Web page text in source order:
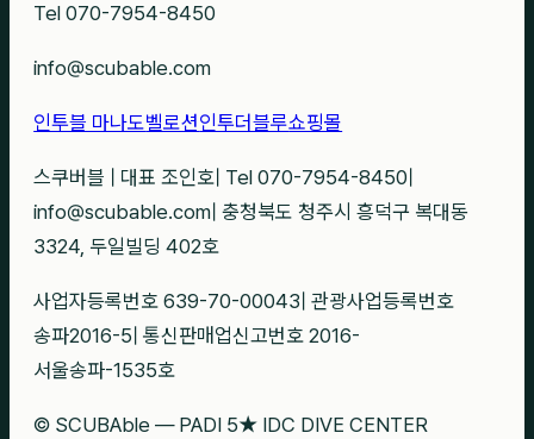
Tel 070-7954-8450
info@scubable.com
인투블 마나도벨로션인투더블루쇼핑몰
스쿠버블 대표 조인호 Tel 070-7954-8450
info@scubable.com 충청북도 청주시 흥덕구 복대동
3324, 두일빌딩 402호
사업자등록번호 639-70-00043 관광사업등록번호
송파2016-5 통신판매업신고번호 2016-
서울송파-1535호
© SCUBAble — PADI 5★ IDC DIVE CENTER